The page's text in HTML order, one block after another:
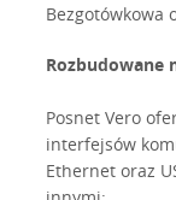
Bezgotówkowa
Rozbudowane
Posnet Vero
interfejsów
Ethernet oraz